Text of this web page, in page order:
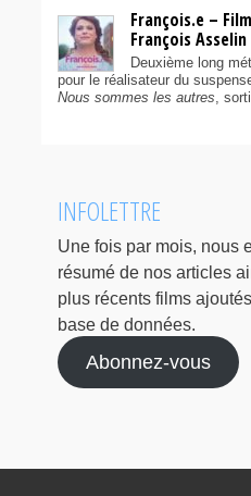
François.e –
François Asselin
Deuxième long
pour le réalisateur du
Nous sommes les autres,
INFOLETTRE
Une fois par mois, nous
résumé de nos articles
plus récents films
base de données.
Abonnez-vous